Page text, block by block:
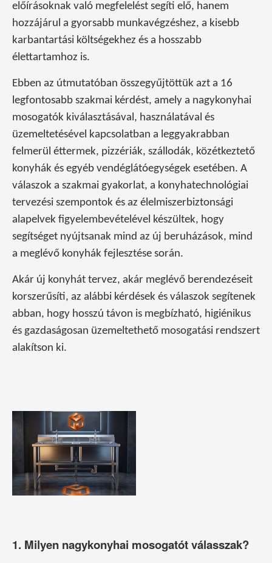
előírásoknak való megfelelést segíti elő, hanem
hozzájárul a gyorsabb munkavégzéshez, a kisebb
karbantartási költségekhez és a hosszabb
élettartamhoz is.
Ebben az útmutatóban összegyűjtöttük azt a 16
legfontosabb szakmai kérdést, amely a nagykonyhai
mosogatók kiválasztásával, használatával és
üzemeltetésével kapcsolatban a leggyakrabban
felmerül éttermek, pizzériák, szállodák, közétkeztető
konyhák és egyéb vendéglátóegységek esetében. A
válaszok a szakmai gyakorlat, a konyhatechnológiai
tervezési szempontok és az élelmiszerbiztonsági
alapelvek figyelembevételével készültek, hogy
segítséget nyújtsanak mind az új beruházások, mind
a meglévő konyhák fejlesztése során.
Akár új konyhát tervez, akár meglévő berendezéseit
korszerűsíti, az alábbi kérdések és válaszok segítenek
abban, hogy hosszú távon is megbízható, higiénikus
és gazdaságosan üzemeltethető mosogatási rendszert
alakítson ki.
1. Milyen nagykonyhai mosogatót válasszak?